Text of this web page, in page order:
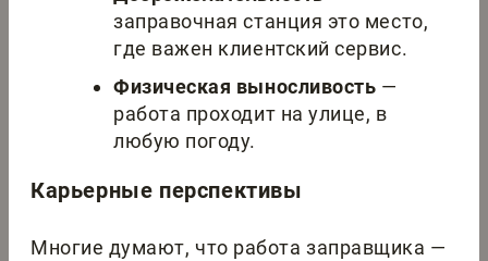
заправочная станция это место,
где важен клиентский сервис.
Физическая выносливость —
работа проходит на улице, в
любую погоду.
Карьерные перспективы
Многие думают, что работа заправщика —